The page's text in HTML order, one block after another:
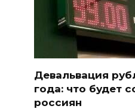
Девальвация
года: что будет
россиян